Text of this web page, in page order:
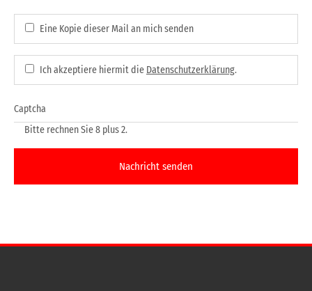
Eine Kopie dieser Mail an mich senden
Ich akzeptiere hiermit die Datenschutzerklärung.
Bitte rechnen Sie 8 plus 2.
Nachricht senden